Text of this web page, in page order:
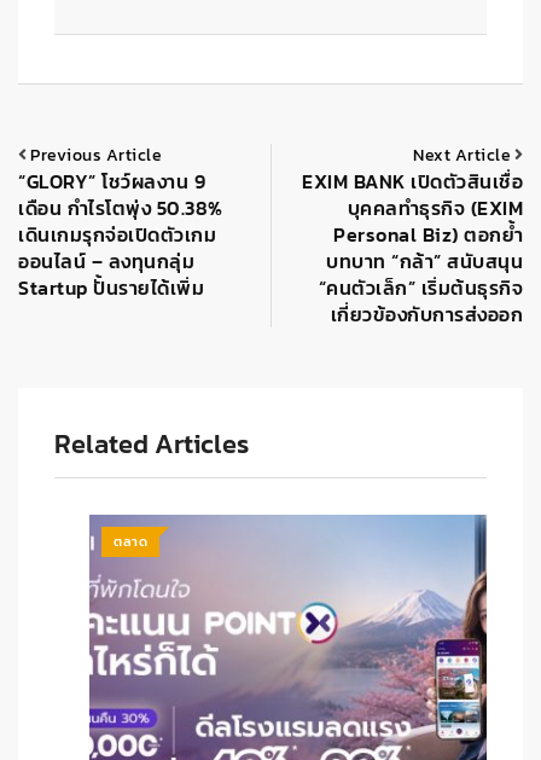
Previous Article
“GLORY” โชว์ผลงาน 9
เดือน กำไรโตพุ่ง 50.38%
เดินเกมรุกจ่อเปิดตัวเกม
ออนไลน์ – ลงทุนกลุ่ม
Startup ปั้นรายได้เพิ่ม
Next Article
EXIM BANK เปิดตัวสินเชื่อ
บุคคลทำธุรกิจ (EXIM
Personal Biz) ตอกย้ำ
บทบาท “กล้า” สนับสนุน
“คนตัวเล็ก” เริ่มต้นธุรกิจ
เกี่ยวข้องกับการส่งออก
Related Articles
ตลาด